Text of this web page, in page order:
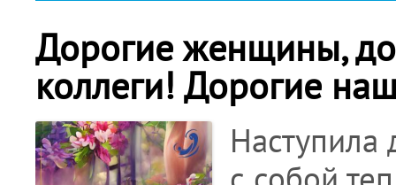
Дорогие женщины,
коллеги! Дорогие
Наступила